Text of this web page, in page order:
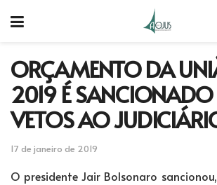
ORÇAMENTO DA
2019 É
VETOS AO
17 de janeiro de 2019
O presidente Jair Bolsonaro